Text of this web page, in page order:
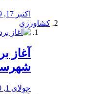
اکتبر 17, 2019
کشاورزی
آغاز
جولای 1, 2020